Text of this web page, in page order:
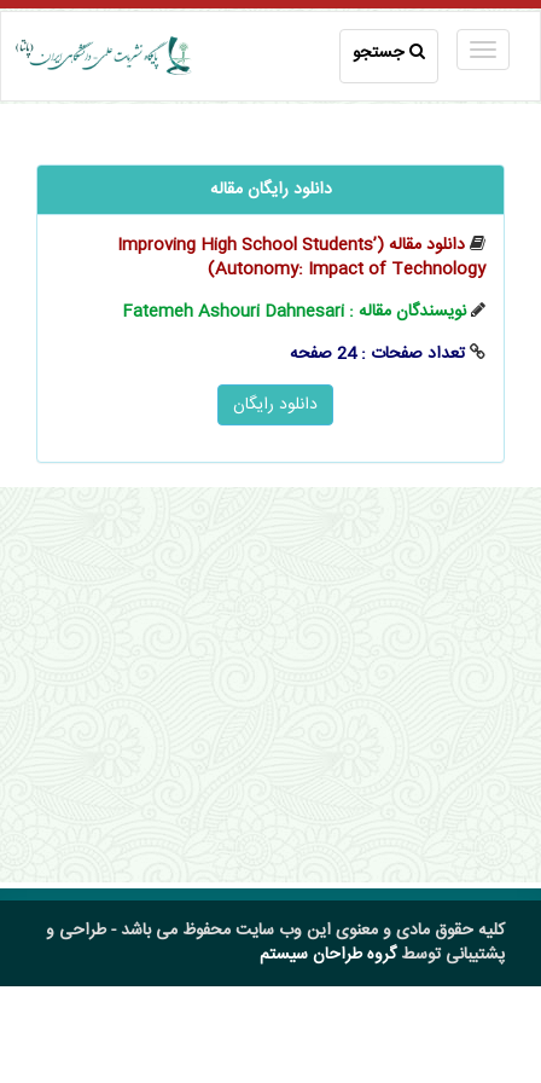
جستجو
دانلود رایگان مقاله
دانلود مقاله (Improving High School Students’
Autonomy: Impact of Technology)
نویسندگان مقاله : Fatemeh Ashouri Dahnesari
تعداد صفحات : 24 صفحه
کلیه حقوق مادی و معنوی این وب سایت محفوظ می باشد - طراحی و
پشتیبانی توسطگروه طراحان سیستم